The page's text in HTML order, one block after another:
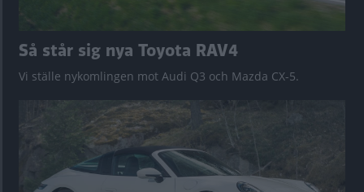
Så står sig nya Toyota RAV4
Vi ställe nykomlingen mot Audi Q3 och Mazda CX-5.